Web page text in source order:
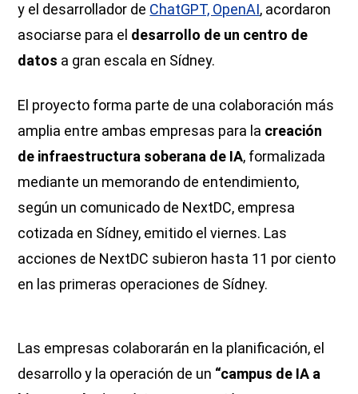
y el desarrollador de ChatGPT, OpenAI, acordaron
asociarse para el desarrollo de un centro de
datos a gran escala en Sídney.
El proyecto forma parte de una colaboración más
amplia entre ambas empresas para la creación
de infraestructura soberana de IA, formalizada
mediante un memorando de entendimiento,
según un comunicado de NextDC, empresa
cotizada en Sídney, emitido el viernes. Las
acciones de NextDC subieron hasta 11 por ciento
en las primeras operaciones de Sídney.
Las empresas colaborarán en la planificación, el
desarrollo y la operación de un “campus de IA a